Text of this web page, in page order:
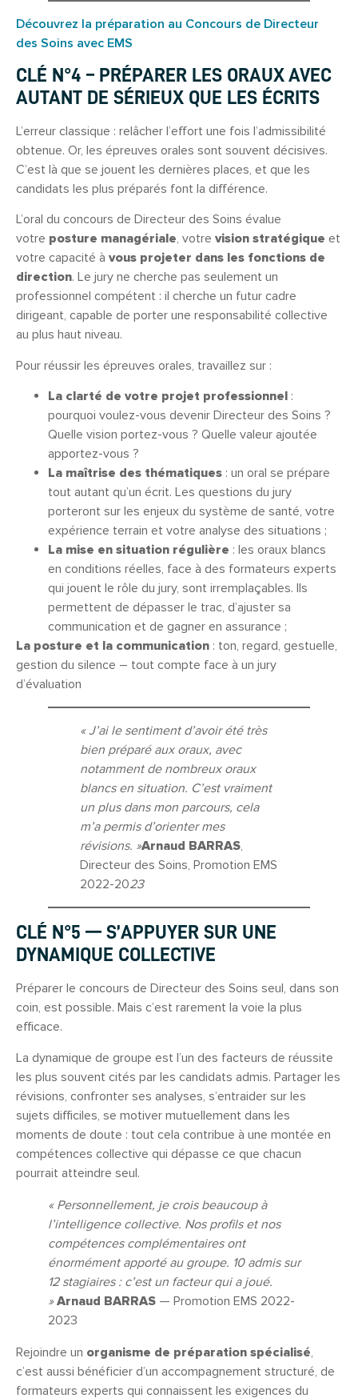
Découvrez la préparation au Concours de Directeur
des Soins avec EMS
CLÉ N°4 – PRÉPARER LES ORAUX AVEC
AUTANT DE SÉRIEUX QUE LES ÉCRITS
L’erreur classique : relâcher l’effort une fois l’admissibilité
obtenue. Or, les épreuves orales sont souvent décisives.
C’est là que se jouent les dernières places, et que les
candidats les plus préparés font la différence.
L’oral du concours de Directeur des Soins évalue
votre posture managériale, votre vision stratégique et
votre capacité à vous projeter dans les fonctions de
direction. Le jury ne cherche pas seulement un
professionnel compétent : il cherche un futur cadre
dirigeant, capable de porter une responsabilité collective
au plus haut niveau.
Pour réussir les épreuves orales, travaillez sur :
La clarté de votre projet professionnel :
pourquoi voulez-vous devenir Directeur des Soins ?
Quelle vision portez-vous ? Quelle valeur ajoutée
apportez-vous ?
La maîtrise des thématiques : un oral se prépare
tout autant qu’un écrit. Les questions du jury
porteront sur les enjeux du système de santé, votre
expérience terrain et votre analyse des situations ;
La mise en situation régulière : les oraux blancs
en conditions réelles, face à des formateurs experts
qui jouent le rôle du jury, sont irremplaçables. Ils
permettent de dépasser le trac, d’ajuster sa
communication et de gagner en assurance ;
La posture et la communication : ton, regard, gestuelle,
gestion du silence – tout compte face à un jury
d’évaluation
« J’ai le sentiment d’avoir été très
bien préparé aux oraux, avec
notamment de nombreux oraux
blancs en situation. C’est vraiment
un plus dans mon parcours, cela
m’a permis d’orienter mes
révisions. »Arnaud BARRAS,
Directeur des Soins, Promotion EMS
2022-2023
CLÉ N°5 — S’APPUYER SUR UNE
DYNAMIQUE COLLECTIVE
Préparer le concours de Directeur des Soins seul, dans son
coin, est possible. Mais c’est rarement la voie la plus
efficace.
La dynamique de groupe est l’un des facteurs de réussite
les plus souvent cités par les candidats admis. Partager les
révisions, confronter ses analyses, s’entraider sur les
sujets difficiles, se motiver mutuellement dans les
moments de doute : tout cela contribue à une montée en
compétences collective qui dépasse ce que chacun
pourrait atteindre seul.
« Personnellement, je crois beaucoup à
l’intelligence collective. Nos profils et nos
compétences complémentaires ont
énormément apporté au groupe. 10 admis sur
12 stagiaires : c’est un facteur qui a joué.
» Arnaud BARRAS — Promotion EMS 2022-
2023
Rejoindre un organisme de préparation spécialisé,
c’est aussi bénéficier d’un accompagnement structuré, de
formateurs experts qui connaissent les exigences du